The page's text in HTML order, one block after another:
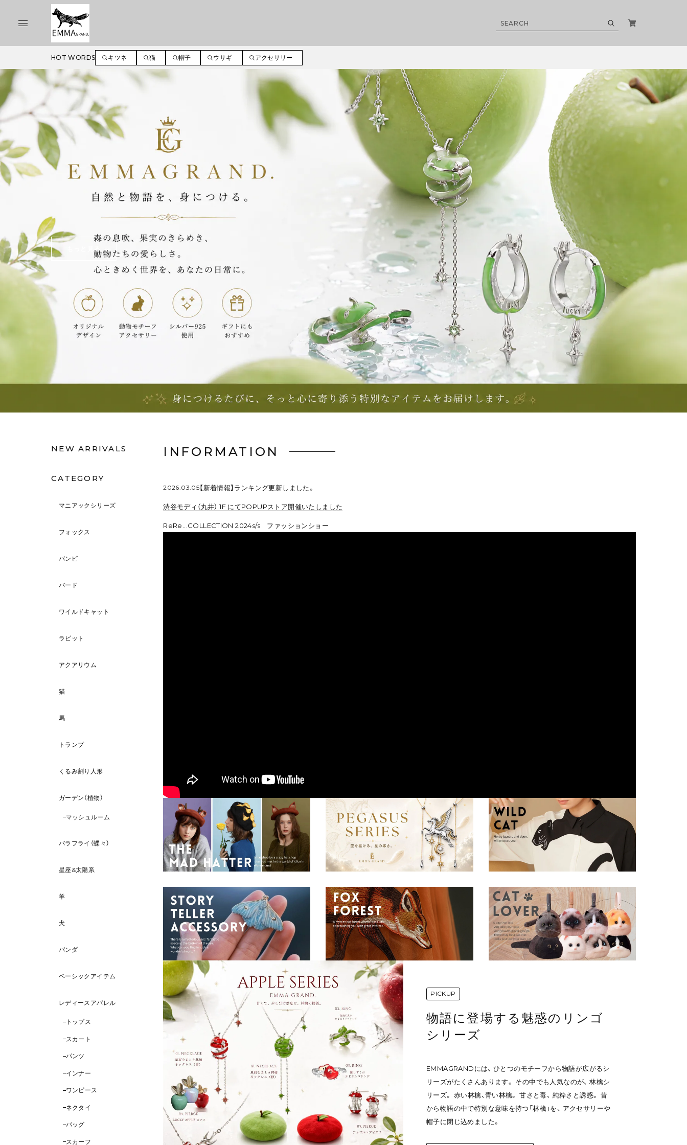
HOT WORDS キツネ 猫 帽子 ウサギ アクセサリー
もっと見る
NEW ARRIVALS
CATEGORY
マニアックシリーズ
フォックス
バンビ
バード
ワイルドキャット
ラビット
アクアリウム
猫
馬
トランプ
くるみ割り人形
ガーデン（植物）
マッシュルーム
バラフライ（蝶々）
星座&太陽系
羊
犬
パンダ
ベーシックアイテム
レディースアパレル
トップス
スカート
パンツ
インナー
ワンピース
ネクタイ
バッグ
スカーフ
INFORMATION
2026.03.05 【新着情報】ランキング更新しました。
渋谷モディ（丸井） 1F にてPOPUPストア開催いたしました
ReRe...COLLECTION 2024s/s ファッションショー
は星のしずくが降り注ぐ。 ワイルドキ
会と自然の境界を飛び越え、 静寂の黒
野性の詩（うた）”をあなたの装いに宿
存在感。 このシリーズは、 猫と豹が見
野性と気品 をひとつに結んだ物語。 あ
PICKUP
物語に登場する魅惑のリンゴ
シリーズ
EMMAGRANDには、 ひとつのモチーフから物語が広がるシ
リーズがたくさんあります。 その中でも人気なのが、 林檎シ
リーズ。 赤い林檎、青い林檎。 甘さと毒、 純粋さと誘惑。 昔
から物語の中で特別な意味を持つ「林檎」を、 アクセサリーや
帽子に閉じ込めました。